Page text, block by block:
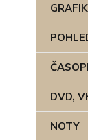
DVD,
NOTY